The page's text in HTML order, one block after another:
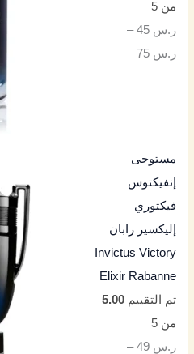
من 5
ر.س 45
–
ر.س 75
مستوحى
إنفيكتوس
فيكتوري
إليكسير رابان
Invictus Victory
Elixir Rabanne
تم التقييم5.00
من 5
ر.س 49
–